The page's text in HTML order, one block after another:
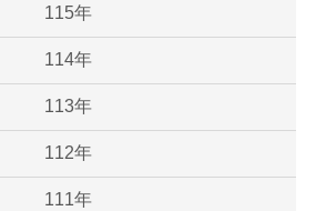
115年
114年
113年
112年
111年